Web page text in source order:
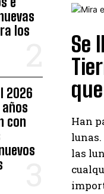
los
2026
con
Se
Han
lunas.
las